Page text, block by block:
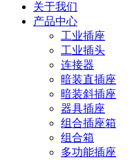
关于我们
产品中心
工业插座
工业插头
连接器
暗装直插座
暗装斜插座
器具插座
组合插座箱
组合箱
多功能插座